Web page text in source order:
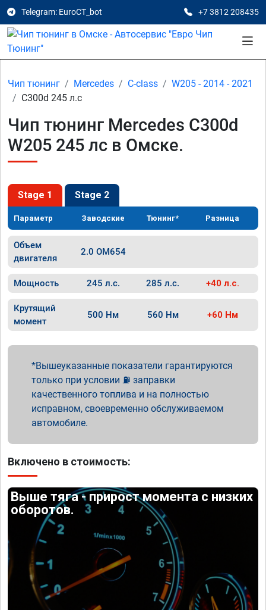
Telegram: EuroCT_bot +7 3812 208435
Чип тюнинг Mercedes C-class
W205 - 2014 - 2021
C300d 245 л.с
Чип тюнинг Mercedes C300d
W205 245 лс в Омске.
Stage 1 Stage 2
Параметр Заводские Тюнинг* Разница
Объем
двигателя
2.0 OM654
Мощность 245 л.с. 285 л.с. +40 л.с.
Крутящий
момент
500 Нм 560 Нм +60 Нм
Вышеуказанные показатели гарантируются
только при условии ⛽ заправки
качественного топлива и на полностью
исправном, своевременно обслуживаемом
автомобиле.
Включено в стоимость:
Выше тяга - прирост момента с низких
оборотов.